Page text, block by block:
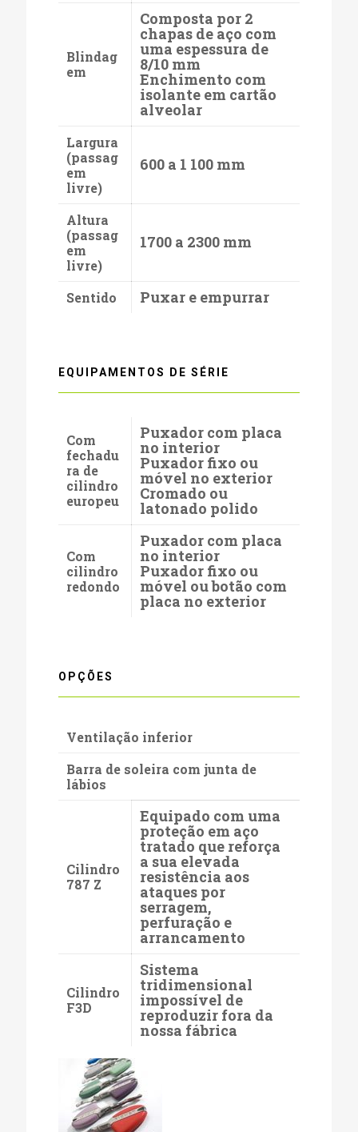
Blindag
em
Composta por 2
chapas de aço com
uma espessura de
8/10 mm
Enchimento com
isolante em cartão
alveolar
Largura
(passag
em
livre)
600 a 1 100 mm
Altura
(passag
em
livre)
1700 a 2300 mm
Sentido Puxar e empurrar
EQUIPAMENTOS DE SÉRIE
Com
fechadu
ra de
cilindro
europeu
Puxador com placa
no interior
Puxador fixo ou
móvel no exterior
Cromado ou
latonado polido
Com
cilindro
redondo
Puxador com placa
no interior
Puxador fixo ou
móvel ou botão com
placa no exterior
OPÇÕES
Ventilação inferior
Barra de soleira com junta de
lábios
Cilindro
787 Z
Equipado com uma
proteção em aço
tratado que reforça
a sua elevada
resistência aos
ataques por
serragem,
perfuração e
arrancamento
Cilindro
F3D
Sistema
tridimensional
impossível de
reproduzir fora da
nossa fábrica